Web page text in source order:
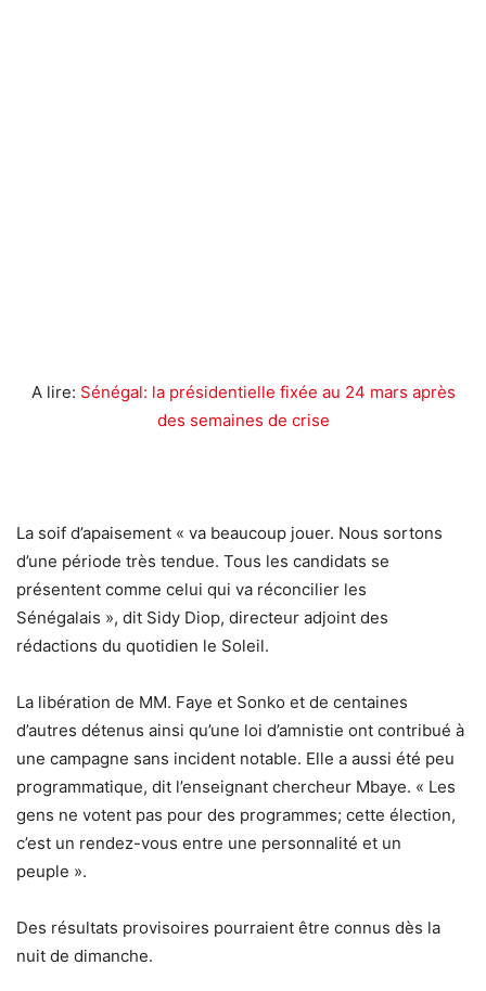
A lire: Sénégal: la présidentielle fixée au 24 mars après
des semaines de crise
La soif d’apaisement « va beaucoup jouer. Nous sortons
d’une période très tendue. Tous les candidats se
présentent comme celui qui va réconcilier les
Sénégalais », dit Sidy Diop, directeur adjoint des
rédactions du quotidien le Soleil.
La libération de MM. Faye et Sonko et de centaines
d’autres détenus ainsi qu’une loi d’amnistie ont contribué à
une campagne sans incident notable. Elle a aussi été peu
programmatique, dit l’enseignant chercheur Mbaye. « Les
gens ne votent pas pour des programmes; cette élection,
c’est un rendez-vous entre une personnalité et un
peuple ».
Des résultats provisoires pourraient être connus dès la
nuit de dimanche.